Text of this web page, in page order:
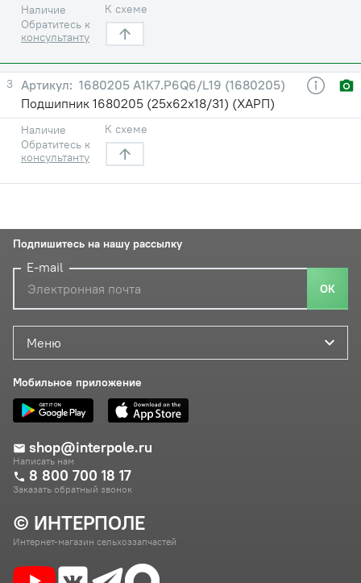
Наличие
Обратитесь к
консультанту
К схеме
3
1680205 A1K7.P6Q6/L19 (1680205)
Подшипник 1680205 (25х62х18/31) (ХАРП)
Наличие
Обратитесь к
консультанту
К схеме
© ИНТЕРПОЛЕ
Интернет-магазин сельхоззапчастей
Меню
Мобильное приложение
shop@interpole.ru
Написать нам
8 800 700 18 17
Заказать обратный звонок
Подпишитесь на нашу рассылку
E-mail
ОК